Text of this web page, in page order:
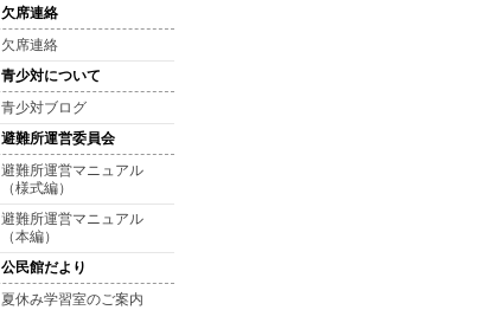
欠席連絡
欠席連絡
青少対について
青少対ブログ
避難所運営委員会
避難所運営マニュアル
（様式編）
避難所運営マニュアル
（本編）
公民館だより
夏休み学習室のご案内